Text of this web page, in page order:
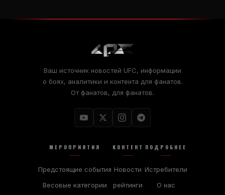
Ваш источник новостей UFC, информации
о боях, аналитики и контента для фанатов.
От фанатов, для фанатов.
МЕРОПРИЯТИЯ
Предстоящие события
Весовые категории
КОНТЕНТ
Новости
рейтинги
ПОДРОБНЕЕ
Истребители
О нас